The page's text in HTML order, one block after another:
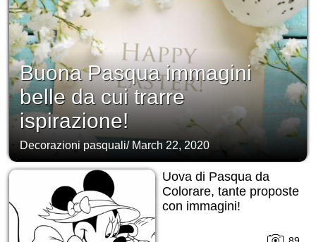
Buona Pasqua immagini
belle da cui trarre
ispirazione!
Decorazioni pasquali/ March 22, 2020
Uova di Pasqua da
Colorare, tante proposte
con immagini!